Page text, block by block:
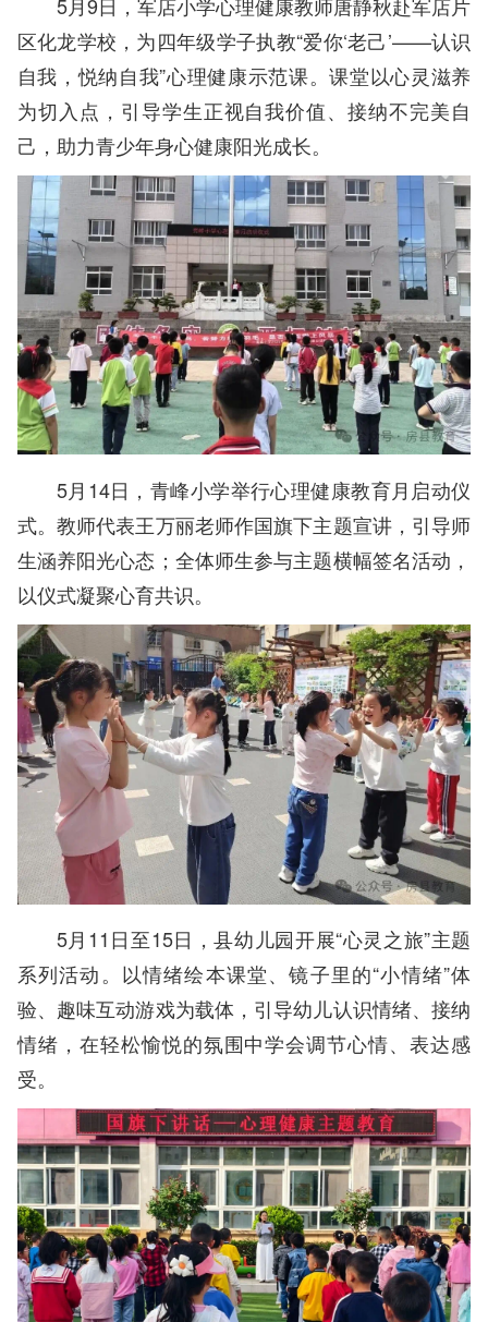
区化龙学校，为四年级学子执教“爱你‘老己’——认识
自我，悦纳自我”心理健康示范课。课堂以心灵滋养
为切入点，引导学生正视自我价值、接纳不完美自
己，助力青少年身心健康阳光成长。
5月14日，青峰小学举行心理健康教育月启动仪
式。教师代表王万丽老师作国旗下主题宣讲，引导师
生涵养阳光心态；全体师生参与主题横幅签名活动，
以仪式凝聚心育共识。
5月11日至15日，县幼儿园开展“心灵之旅”主题
系列活动。以情绪绘本课堂、镜子里的“小情绪”体
验、趣味互动游戏为载体，引导幼儿认识情绪、接纳
情绪，在轻松愉悦的氛围中学会调节心情、表达感
受。